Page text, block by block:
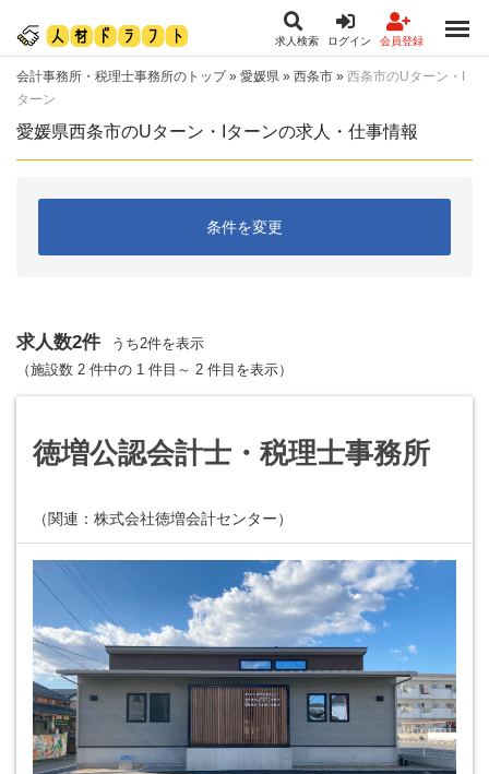
求人検索 ログイン 会員登録
会計事務所・税理士事務所のトップ» 愛媛県 » 西条市 » 西条市のUターン・I
ターン
愛媛県西条市のUターン・Iターンの求人・仕事情報
条件を変更
求人数2件
うち2件を表示
（施設数 2 件中の 1 件目～ 2 件目を表示）
徳増公認会計士・税理士事務所
（関連：株式会社徳増会計センター）